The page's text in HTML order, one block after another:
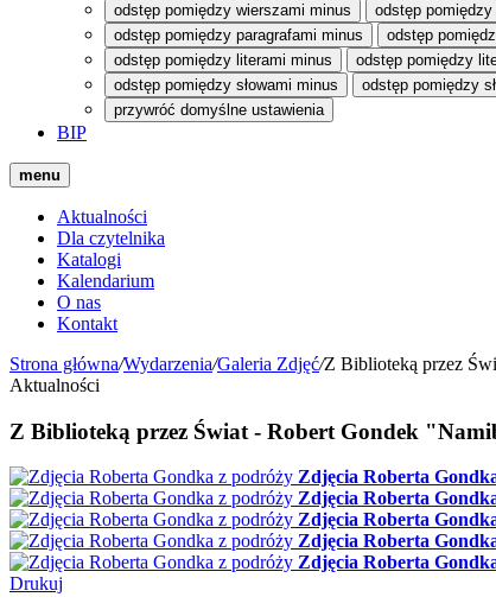
odstęp pomiędzy wierszami minus
odstęp
odstęp pomiędzy paragrafami minus
odstęp
odstęp pomiędzy literami minus
odstęp pomiędzy
odstęp pomiędzy słowami minus
odstęp pomiędzy
przywróć domyślne ustawienia
BIP
menu
Aktualności
Dla czytelnika
Katalogi
Kalendarium
O nas
Kontakt
Strona główna/Wydarzenia/Galeria Zdjęć/Z Biblioteką przez
Aktualności
Z Biblioteką przez Świat - Robert Gondek
Zdjęcia Roberta
Zdjęcia Roberta
Zdjęcia Roberta
Zdjęcia Roberta
Zdjęcia Roberta
Drukuj